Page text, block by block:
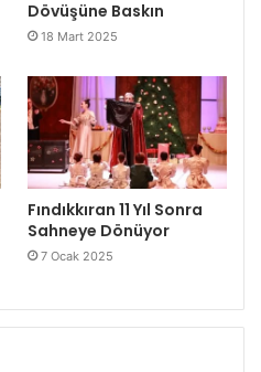
Dövüşüne Baskın
18 Mart 2025
Fındıkkıran 11 Yıl Sonra
Sahneye Dönüyor
7 Ocak 2025